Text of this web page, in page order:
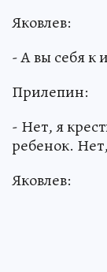
Яковлев:
- А вы себя к
Прилепин:
- Нет, я
ребенок.
Яковлев: